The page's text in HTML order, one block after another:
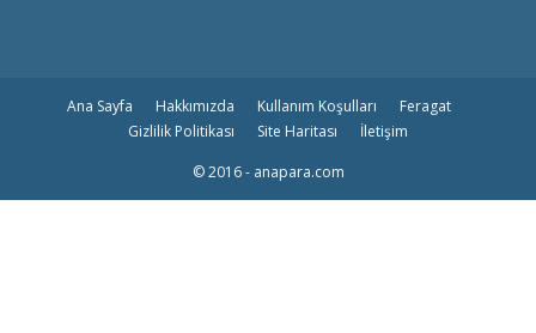
Ana Sayfa Hakkımızda Kullanım Koşulları
Feragat
Gizlilik Politikası
Site Haritası
İletişim
© 2016 - anapara.com